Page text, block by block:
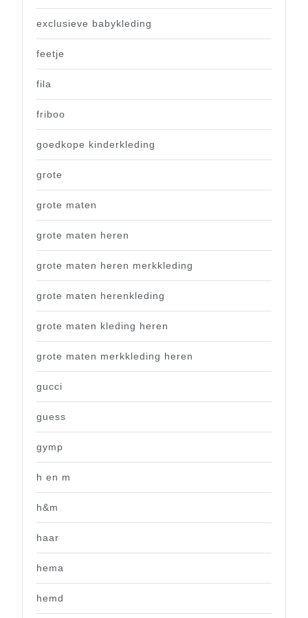
exclusieve babykleding
feetje
fila
friboo
goedkope kinderkleding
grote
grote maten
grote maten heren
grote maten heren merkkleding
grote maten herenkleding
grote maten kleding heren
grote maten merkkleding heren
gucci
guess
gymp
h en m
h&m
haar
hema
hemd